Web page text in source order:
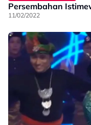
Persembahan
11/02/2022